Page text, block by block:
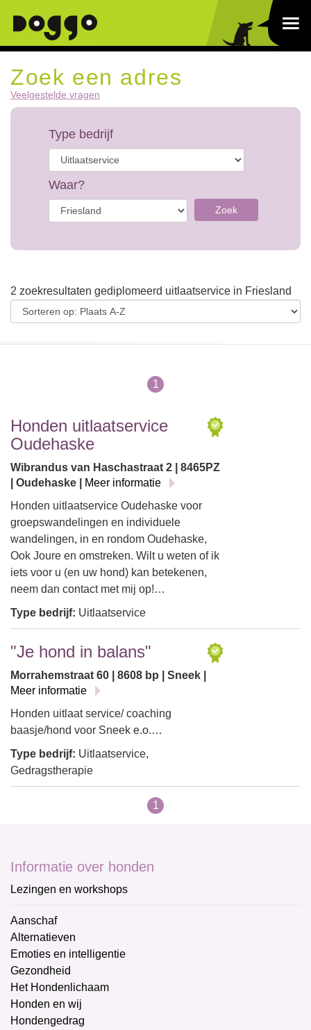
Zoek een adres
Veelgestelde vragen
Type bedrijf
Waar?
Zoek
2 zoekresultaten gediplomeerd uitlaatservice in Friesland
1
Honden uitlaatservice
Oudehaske
Wibrandus van Haschastraat 2 | 8465PZ
| Oudehaske |
Meer informatie
Honden uitlaatservice Oudehaske voor
groepswandelingen en individuele
wandelingen, in en rondom Oudehaske,
Ook Joure en omstreken. Wilt u weten of ik
iets voor u (en uw hond) kan betekenen,
neem dan contact met mij op!…
Type bedrijf: Uitlaatservice
"Je hond in balans"
Morrahemstraat 60 | 8608 bp | Sneek |
Meer informatie
Honden uitlaat service/ coaching
baasje/hond voor Sneek e.o.…
Type bedrijf: Uitlaatservice,
Gedragstherapie
1
Informatie over honden
Lezingen en workshops
Aanschaf
Alternatieven
Emoties en intelligentie
Gezondheid
Het Hondenlichaam
Honden en wij
Hondengedrag